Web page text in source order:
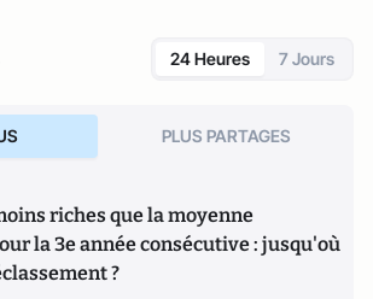
24 Heures 7 Jours
PLUS PARTAGES
riches que la moyenne
la 3e année consécutive : jusqu'où
?